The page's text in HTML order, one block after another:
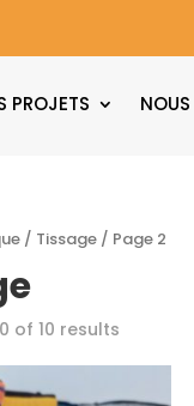
PROJETS
/ Tissage / Page 2
of 10 results